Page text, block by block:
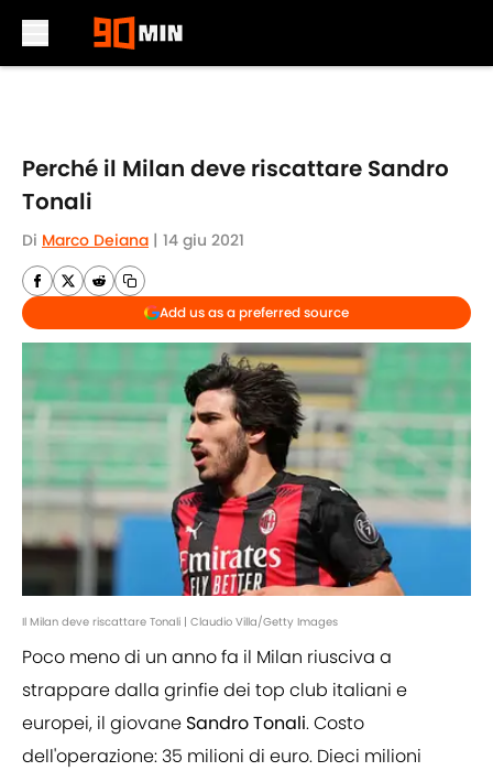
Perché il Milan deve riscattare Sandro
Tonali
Di Marco Deiana | 14 giu 2021
Add us as a preferred source
Il Milan deve riscattare Tonali | Claudio Villa/Getty Images
Poco meno di un anno fa il Milan riusciva a
strappare dalla grinfie dei top club italiani e
europei, il giovane Sandro Tonali. Costo
dell'operazione: 35 milioni di euro. Dieci milioni